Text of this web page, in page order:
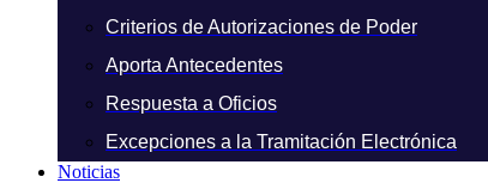
Criterios de Autorizaciones de Poder
Aporta Antecedentes
Respuesta a Oficios
Excepciones a la Tramitación Electrónica
Noticias